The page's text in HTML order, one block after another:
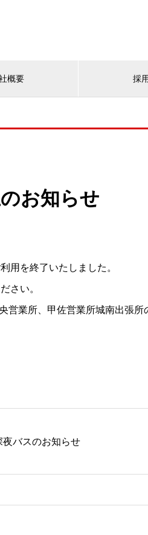
概要 採
お知らせ
用を終了いたしました。
さい。
営業所、甲佐営業所城南出張所
夜バスのお知らせ